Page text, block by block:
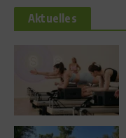
Aktuelles